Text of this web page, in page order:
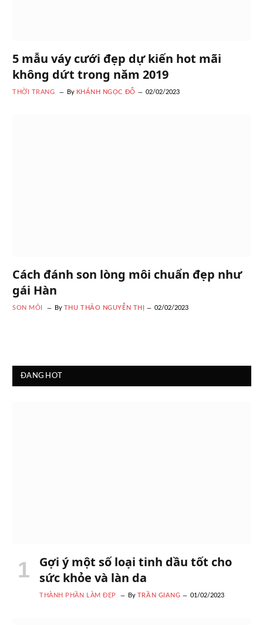
5 mẫu váy cưới đẹp dự kiến hot mãi
không dứt trong năm 2019
THỜI TRANG By KHÁNH NGỌC ĐỖ 02/02/2023
Cách đánh son lòng môi chuẩn đẹp như
gái Hàn
SON MÔI By THU THẢO NGUYỄN THỊ 02/02/2023
ĐANG HOT
Gợi ý một số loại tinh dầu tốt cho
sức khỏe và làn da
THÀNH PHẦN LÀM ĐẸP By TRẦN GIANG 01/02/2023